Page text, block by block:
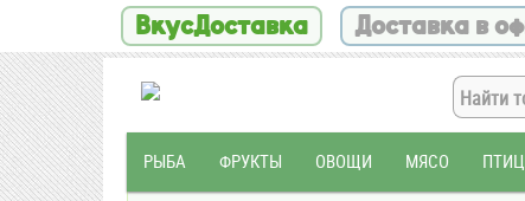
ВкусДоставка Доставка в
РЫБА ФРУКТЫ ОВОЩИ МЯСО